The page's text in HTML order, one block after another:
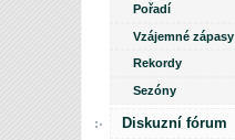
Pořadí
Vzájemné zápasy
Rekordy
Sezóny
Diskuzní fórum